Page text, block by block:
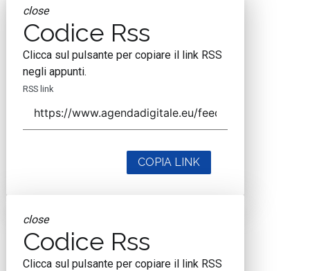
close
Codice Rss
Clicca sul pulsante per copiare il link RSS
negli appunti.
RSS link
COPIA LINK
close
Codice Rss
Clicca sul pulsante per copiare il link RSS